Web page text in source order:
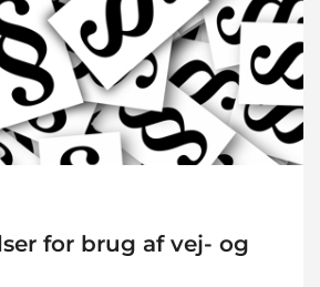
for brug af vej- og